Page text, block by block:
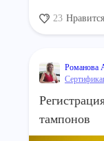
23 Нравится
Романова
тампонов